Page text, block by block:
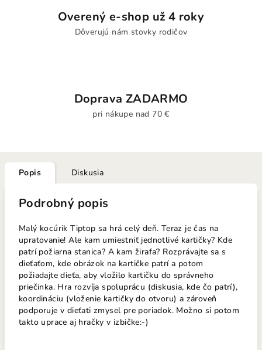
Overený e-shop už 4 roky
Dôverujú nám stovky rodičov
Doprava ZADARMO
pri nákupe nad 70 €
Popis Diskusia
Podrobný popis
Malý kocúrik Tiptop sa hrá celý deň. Teraz je čas na
upratovanie! Ale kam umiestniť jednotlivé kartičky? Kde
patrí požiarna stanica? A kam žirafa? Rozprávajte sa s
dieťaťom, kde obrázok na kartičke patrí a potom
požiadajte dieťa, aby vložilo kartičku do správneho
priečinka. Hra rozvíja spoluprácu (diskusia, kde čo patrí),
koordináciu (vloženie kartičky do otvoru) a zároveň
podporuje v dieťati zmysel pre poriadok. Možno si potom
takto uprace aj hračky v izbičke:-)